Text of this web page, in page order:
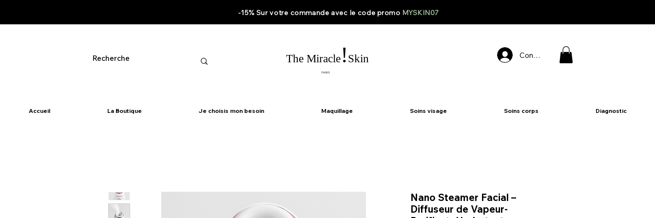
-15% Sur votre commande avec le code promo MYSKIN07
The Miracle ! Skin
PARIS
Connexion
Accueil La Boutique Je choisis mon besoin Maquillage Soins visage Soins corps Diagnostic
Nano Steamer Facial –
Diffuseur de Vapeur-